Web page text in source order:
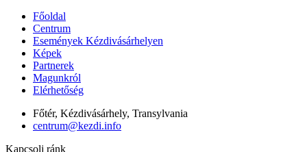
Főoldal
Centrum
Események Kézdivásárhelyen
Képek
Partnerek
Magunkról
Elérhetőség
Főtér, Kézdivásárhely, Transylvania
centrum@kezdi.info
Kapcsolj ránk